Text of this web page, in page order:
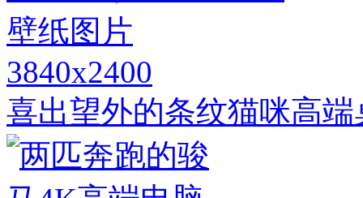
3840x2400
喜出望外的条纹猫咪高